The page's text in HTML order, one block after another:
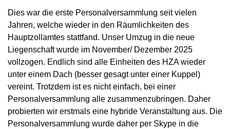
Dies war die erste Personalversammlung seit vielen
Jahren, welche wieder in den Räumlichkeiten des
Hauptzollamtes stattfand. Unser Umzug in die neue
Liegenschaft wurde im November/ Dezember 2025
vollzogen. Endlich sind alle Einheiten des HZA wieder
unter einem Dach (besser gesagt unter einer Kuppel)
vereint. Trotzdem ist es nicht einfach, bei einer
Personalversammlung alle zusammenzubringen. Daher
probierten wir erstmals eine hybride Veranstaltung aus. Die
Personalversammlung wurde daher per Skype in die